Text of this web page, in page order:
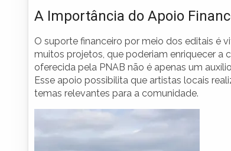
A Importância do Apoio
O suporte financeiro por meio dos editais é
muitos projetos, que poderiam enriquecer a
oferecida pela PNAB não é apenas um
Esse apoio possibilita que artistas locais
temas relevantes para a comunidade.